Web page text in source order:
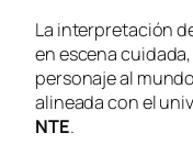
La interpretación
en escena
personaje al
alineada con el
NTE.